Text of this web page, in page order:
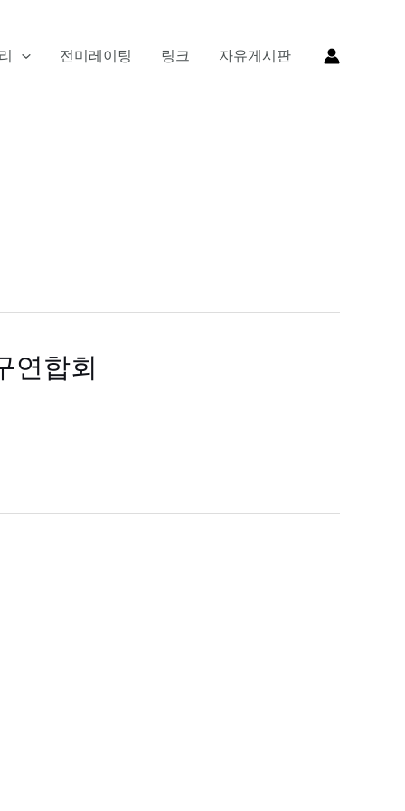
전미레이팅 링크 자유게시판
연합회